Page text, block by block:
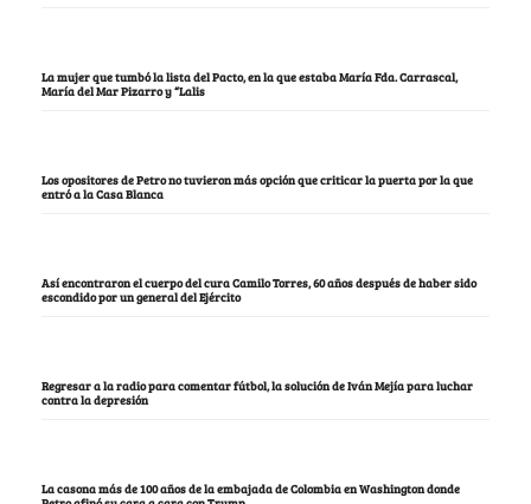
La mujer que tumbó la lista del Pacto, en la que estaba María Fda. Carrascal,
María del Mar Pizarro y “Lalis
Los opositores de Petro no tuvieron más opción que criticar la puerta por la que
entró a la Casa Blanca
Así encontraron el cuerpo del cura Camilo Torres, 60 años después de haber sido
escondido por un general del Ejército
Regresar a la radio para comentar fútbol, la solución de Iván Mejía para luchar
contra la depresión
La casona más de 100 años de la embajada de Colombia en Washington donde